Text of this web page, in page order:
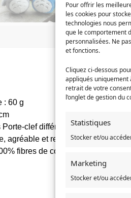
Pour offrir les
les cookies pour
technologies nous
que le comportement
personnalisées. Ne
et fonctions.
Cliquez ci-dessous
appliqués uniquement
retrait de votre
l’onglet de gestion du
Statistiques
Stocker et/ou
Marketing
Stocker et/ou
: 60 g
Porte-clef différentes
agréable et rembourré, aspect
fibres de coton avec fil acrylique